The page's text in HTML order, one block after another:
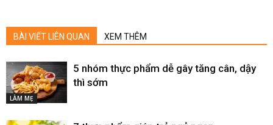
BÀI VIẾT LIÊN QUAN XEM THÊM
LÀM MẸ
5 nhóm thực phẩm dễ gây tăng cân, dậy
thì sớm